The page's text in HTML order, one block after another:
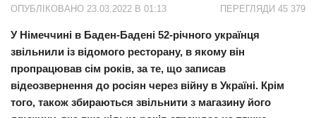
Одеса
Схід
Прикарпаття
Економіка
Політика
ПЕРЕГЛЯДИ 45 379
ОПУБЛІКОВАНО 23.03.2022 В 01:13
У Німеччині в Баден-Бадені 52-річного українця
звільнили із відомого ресторану, в якому він
пропрацював сім років, за те, що записав
відеозвернення до росіян через війну в Україні. Крім
того, також збираються звільнити з магазину його